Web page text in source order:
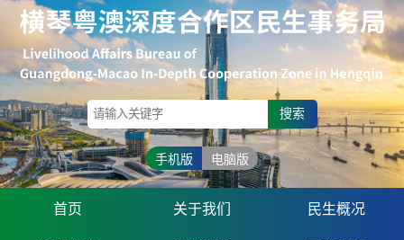
搜索
手机版 电脑版
首页 关于我们 民生概况